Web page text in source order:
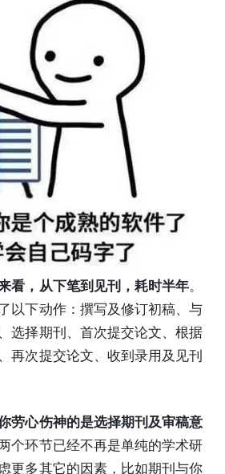
看，从下笔到见刊，耗时半年。
以下动作：撰写及修订初稿、与
选择期刊、首次提交论文、根据
再次提交论文、收到录用及见刊
劳心伤神的是选择期刊及审稿意
个环节已经不再是单纯的学术研
更多其它的因素，比如期刊与你